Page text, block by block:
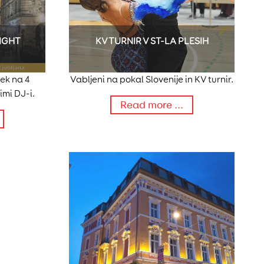
na 4
DJ-i.
KV TURNIR V ST-LA PLESIH
Vabljeni na pokal Slovenije in KV turnir.
Read more ...